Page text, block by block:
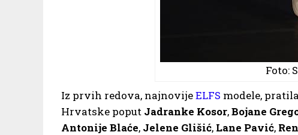
Foto:
Iz prvih redova, najnovijeELFS modele,
Hrvatske poput Jadranke Kosor,Bojane
Antonije Blaće, Jelene Glišić, Lane Pavić,